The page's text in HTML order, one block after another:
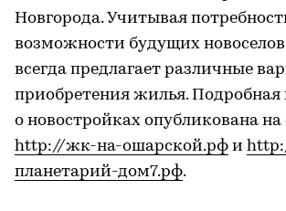
Новгорода. Учитывая
возможности будущих
всегда предлагает различные
приобретения жилья.
о новостройках опубликована на
http://жк-на-ошарской.рф и
планетарий-дом7.рф.